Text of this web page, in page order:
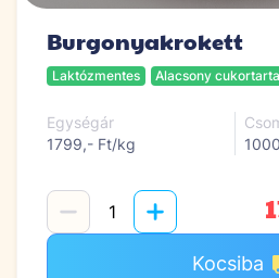
Burgonyakrokett
Laktózmentes Alacsony
Egységár
1799,- Ft/kg
Kocsiba